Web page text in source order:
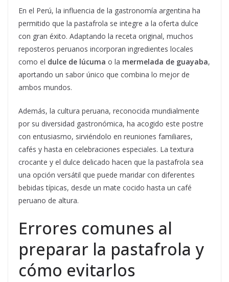
En el Perú, la influencia de la gastronomía argentina ha
permitido que la pastafrola se integre a la oferta dulce
con gran éxito. Adaptando la receta original, muchos
reposteros peruanos incorporan ingredientes locales
como el dulce de lúcuma o la mermelada de guayaba,
aportando un sabor único que combina lo mejor de
ambos mundos.
Además, la cultura peruana, reconocida mundialmente
por su diversidad gastronómica, ha acogido este postre
con entusiasmo, sirviéndolo en reuniones familiares,
cafés y hasta en celebraciones especiales. La textura
crocante y el dulce delicado hacen que la pastafrola sea
una opción versátil que puede maridar con diferentes
bebidas típicas, desde un mate cocido hasta un café
peruano de altura.
Errores comunes al
preparar la pastafrola y
cómo evitarlos